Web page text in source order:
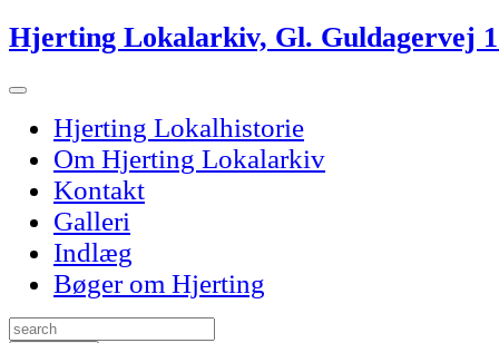
Skip
to
Hjerting Lokalarkiv, Gl. Guldagervej
Hjerting Lokalhistorie
Om Hjerting Lokalarkiv
Kontakt
Galleri
Indlæg
Bøger om Hjerting